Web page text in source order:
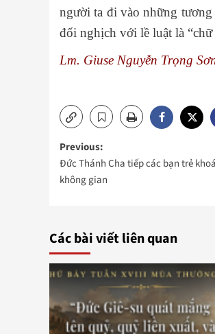
người ta đi vào những
đối nghịch với lề luật là
Lm. Giuse Nguyễn Trọng
Post
navigation
Previous:
Đức Thánh Cha tiếp các bạn trẻ
không gian
Các bài viết liên quan